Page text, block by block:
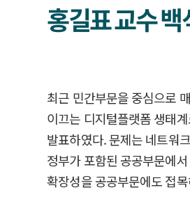
홍길표 교수
최근 민간부문을 중심으로
이끄는 디지털플랫폼 생태
발표하였다. 문제는 네트워
정부가 포함된 공공부문에
확장성을 공공부문에도 접